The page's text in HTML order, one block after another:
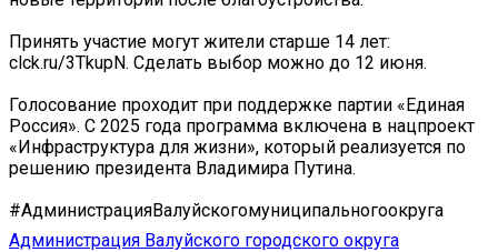
Принять участие могут жители старше 14 лет:
clck.ru/3TkupN. Сделать выбор можно до 12 июня.
Голосование проходит при поддержке партии «Единая
Россия». С 2025 года программа включена в нацпроект
«Инфраструктура для жизни», который реализуется по
решению президента Владимира Путина.
#АдминистрацияВалуйскогомуниципальногоокруга
Администрация Валуйского городского округа